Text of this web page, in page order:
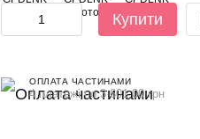
Купити
ОПЛАТА ЧАСТИНАМИ
4 платежі по 3 601.00 грн